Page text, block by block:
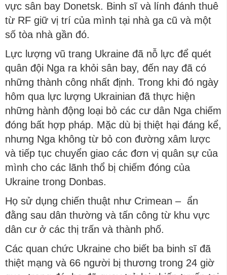
vực sân bay Donetsk. Binh sĩ và lính đánh thuê
từ RF giữ vị trí của mình tại nhà ga cũ và một
số tòa nhà gần đó.
Lực lượng vũ trang Ukraine đã nỗ lực để quét
quân đội Nga ra khỏi sân bay, đến nay đã có
những thành công nhất định. Trong khi đó ngày
hôm qua lực lượng Ukrainian đã thực hiện
những hành động loại bỏ các cư dân Nga chiếm
đóng bất hợp pháp. Mặc dù bị thiệt hại đáng kể,
nhưng Nga không từ bỏ con đường xâm lược
và tiếp tục chuyển giao các đơn vị quân sự của
mình cho các lãnh thổ bị chiếm đóng của
Ukraine trong Donbas.
Họ sử dụng chiến thuật như Crimean – ẩn
đằng sau dân thường và tấn công từ khu vực
dân cư ở các thị trấn và thành phố.
Các quan chức Ukraine cho biết ba binh sĩ đã
thiệt mạng và 66 người bị thương trong 24 giờ